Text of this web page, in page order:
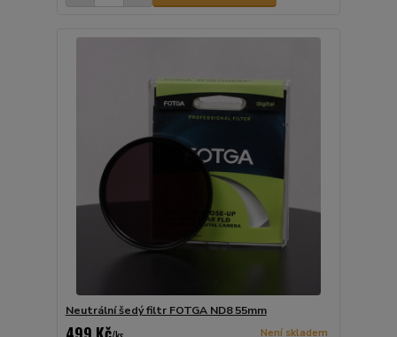
Neutrální šedý filtr FOTGA ND8 55mm
Není skladem